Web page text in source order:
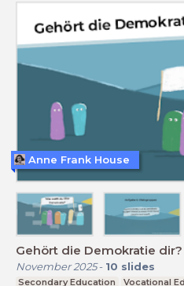
Gehört die Demokratie dir?
November 2025- 10 slides
Secondary Education Vocational
Anne Frank House